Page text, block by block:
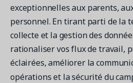
exceptionnelles aux parents,
personnel. En tirant parti de la
collecte et la gestion des
rationaliser vos flux de travail,
éclairées, améliorer la
opérations et la sécurité du